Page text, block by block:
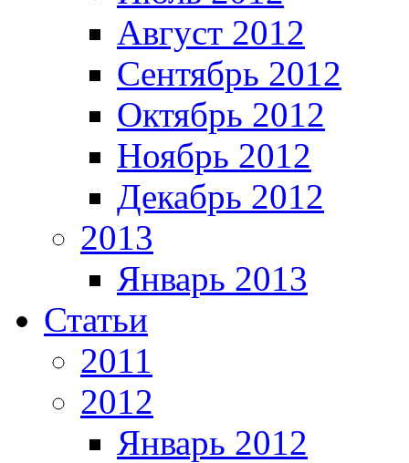
Август 2012
Сентябрь 2012
Октябрь 2012
Ноябрь 2012
Декабрь 2012
2013
Январь 2013
Статьи
2011
2012
Январь 2012